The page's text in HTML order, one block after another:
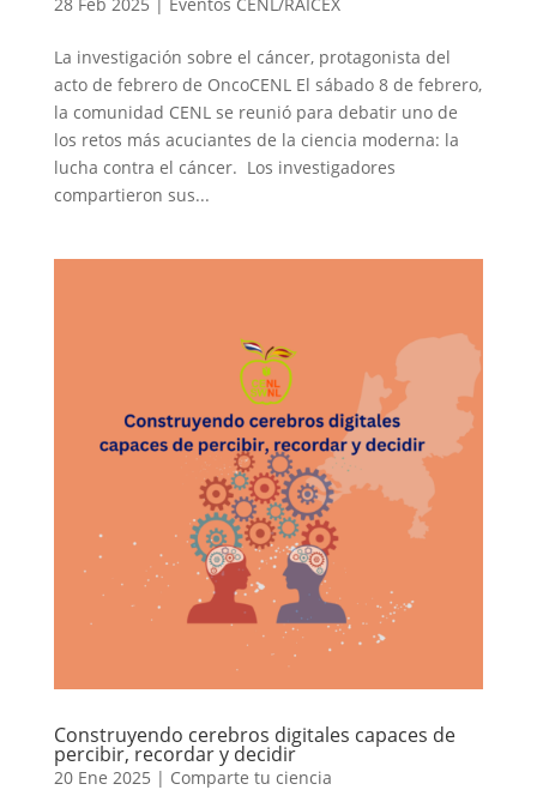
La investigación sobre el cáncer, protagonista del
acto de febrero de OncoCENL El sábado 8 de febrero,
la comunidad CENL se reunió para debatir uno de
los retos más acuciantes de la ciencia moderna: la
lucha contra el cáncer. Los investigadores
compartieron sus...
Construyendo cerebros digitales capaces de
percibir, recordar y decidir
20 Ene 2025 | Comparte tu ciencia